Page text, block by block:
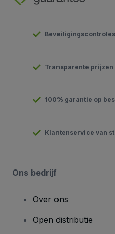
Transparente prijzen
100% garantie op
Klantenservice van
Ons bedrijf
Over ons
Open distributie